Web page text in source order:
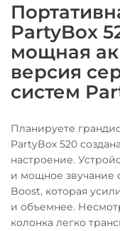
PartyBox
мощная
версия
систем
Планируете
PartyBox 520
настроение.
и мощное звучание
Boost, которая
и объемнее.
колонка легко